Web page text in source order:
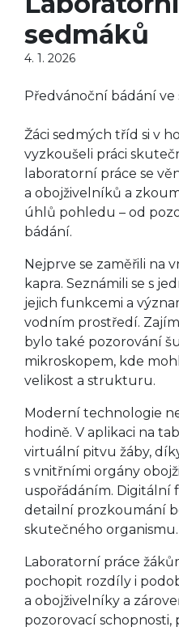
sedmáků
4. 1. 2026
Předvánoční bádání
Žáci sedmých tříd si v
vyzkoušeli práci
laboratorní práce se
a obojživelníků a
úhlů pohledu – od
bádání.
Nejprve se zaměřili na
kapra. Seznámili se s
jejich funkcemi a
vodním prostředí.
bylo také pozorování
mikroskopem, kde
velikost a strukturu.
Moderní technologie
hodině. V aplikaci na
virtuální pitvu žáby,
s vnitřními orgány
uspořádáním. Digitální
detailní prozkoumání
skutečného organismu.
Laboratorní práce
pochopit rozdíly i
a obojživelníky a
pozorovací schopnosti,